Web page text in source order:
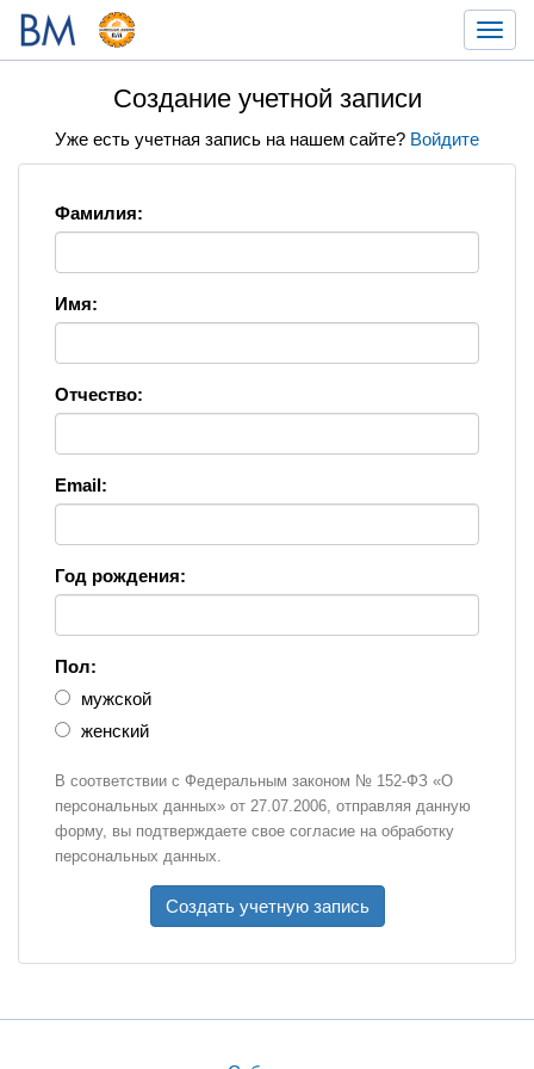
Создание учетной записи
Уже есть учетная запись на нашем сайте? Войдите
Фамилия:
Имя:
Отчество:
Email:
Год рождения:
Пол:
мужской
женский
В соответствии с Федеральным законом № 152-ФЗ «О
персональных данных» от 27.07.2006, отправляя данную
форму, вы подтверждаете свое согласие на обработку
персональных данных.
Создать учетную запись